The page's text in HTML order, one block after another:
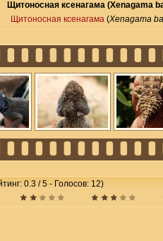
Щитоносная ксенагама (Xenagama
Щитоносная ксенагама (Xenagama
0.3 / 5 - Голосов: 12)